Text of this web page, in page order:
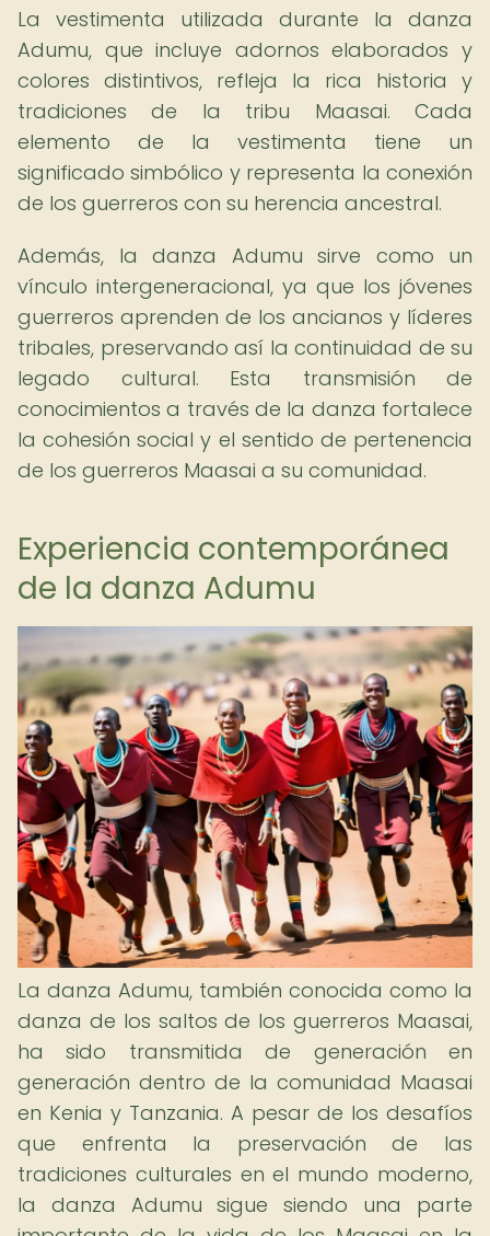
La vestimenta utilizada durante la danza
Adumu, que incluye adornos elaborados y
colores distintivos, refleja la rica historia y
tradiciones de la tribu Maasai. Cada
elemento de la vestimenta tiene un
significado simbólico y representa la conexión
de los guerreros con su herencia ancestral.
Además, la danza Adumu sirve como un
vínculo intergeneracional, ya que los jóvenes
guerreros aprenden de los ancianos y líderes
tribales, preservando así la continuidad de su
legado cultural. Esta transmisión de
conocimientos a través de la danza fortalece
la cohesión social y el sentido de pertenencia
de los guerreros Maasai a su comunidad.
Experiencia contemporánea
de la danza Adumu
La danza Adumu, también conocida como la
danza de los saltos de los guerreros Maasai,
ha sido transmitida de generación en
generación dentro de la comunidad Maasai
en Kenia y Tanzania. A pesar de los desafíos
que enfrenta la preservación de las
tradiciones culturales en el mundo moderno,
la danza Adumu sigue siendo una parte